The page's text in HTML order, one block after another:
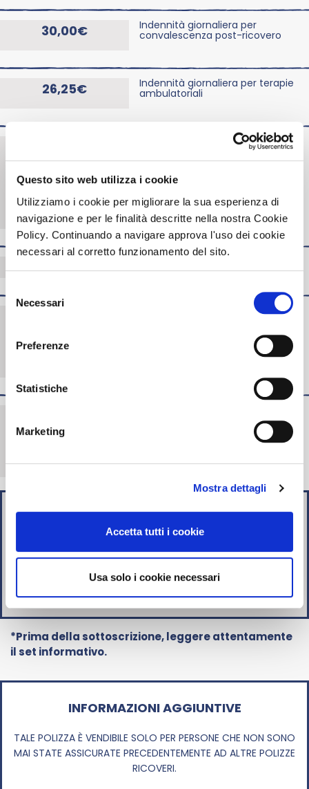
Questo sito web utilizza i cookie
Utilizziamo i cookie per migliorare la sua esperienza di
navigazione e per le finalità descritte nella nostra Cookie
Policy. Continuando a navigare approva l'uso dei cookie
necessari al corretto funzionamento del sito.
delNecessari
Preferenze
Statistiche
Marketing
Mostra dettagli
Accetta tutti i cookie
Usa solo i cookie necessari
30,00€ Indennità giornaliera per
convalescenza post-ricovero
26,25€ Indennità giornaliera per terapie
ambulatoriali
Massimale annuo di rimborso
spese mediche per ricoveri da
malattia, infortunio o parto
cesareo comportanti intervento
chirurgico, di cui € 300,00 per
conseguenti a ricovero con
intervento chirurgico
400,00€
Massimale annuo di rimborso
odontoiatriche e ortodontiche
(escluso rifacimento di protesi
preesistenti) rese necessarie da
per trasporto sanitario per
chirurgico, elevato a € 500,00,
avvenire all’estero
PREMIO ASSICURATIVO MENSILE13,50€
Estensione familiari
PREMIO ASSICURATIVO MENSILE
*Prima della sottoscrizione, leggere attentamente
il set informativo.
INFORMAZIONI AGGIUNTIVE
TALE POLIZZA È VENDIBILE SOLO PER PERSONE CHE NON SONO
MAI STATE ASSICURATE PRECEDENTEMENTE AD ALTRE POLIZZE
RICOVERI.